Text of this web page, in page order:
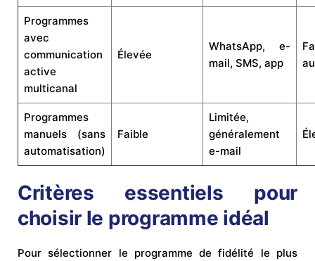
Programmes
avec
communication
active
multicanal
Élevée
WhatsApp, e-
mail, SMS, app
Programmes
manuels (sans
automatisation)
Faible
Limitée,
généralement
e-mail
Critères essentiels pour
choisir le programme idéal
Pour sélectionner le programme de fidélité le plus